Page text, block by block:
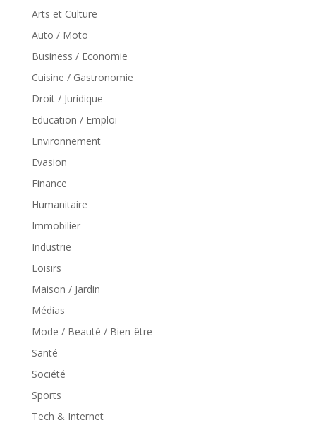
Arts et Culture
Auto / Moto
Business / Economie
Cuisine / Gastronomie
Droit / Juridique
Education / Emploi
Environnement
Evasion
Finance
Humanitaire
Immobilier
Industrie
Loisirs
Maison / Jardin
Médias
Mode / Beauté / Bien-être
Santé
Société
Sports
Tech & Internet